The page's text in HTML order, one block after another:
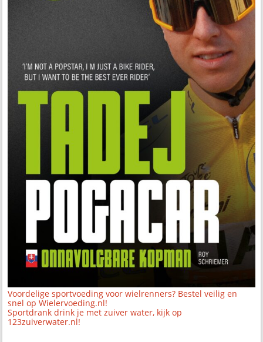
Voordelige sportvoeding voor wielrenners? Bestel veilig en
snel op Wielervoeding.nl!
Sportdrank drink je met zuiver water, kijk op
123zuiverwater.nl!